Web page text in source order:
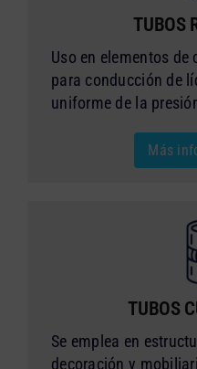
TUBOS
Uso en elementos
para conducción de
uniforme de la
Más
TUBOS
Se emplea en
decoración y